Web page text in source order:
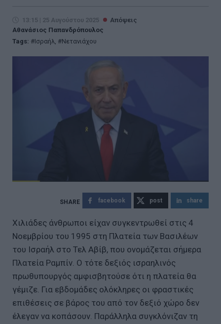
13:15 | 25 Αυγούστου 2025
Απόψεις
Αθανάσιος Παπανδρόπουλος
Tags:
Ισραήλ, Νετανιάχου
facebook post share
Χιλιάδες άνθρωποι είχαν συγκεντρωθεί στις 4
Νοεμβρίου του 1995 στη Πλατεία των Βασιλέων
του Ισραήλ στο Τελ Αβίβ, που ονομάζεται σήμερα
Πλατεία Ραμπίν. Ο τότε δεξιός ισραηλινός
πρωθυπουργός αμφισβητούσε ότι η πλατεία θα
γέμιζε. Για εβδομάδες ολόκληρες οι φραστικές
επιθέσεις σε βάρος του από τον δεξιό χώρο δεν
έλεγαν να κοπάσουν. Παράλληλα συγκλόνιζαν τη